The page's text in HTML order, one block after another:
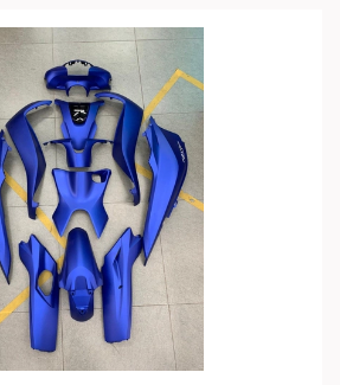
Cho vào giỏ hàng